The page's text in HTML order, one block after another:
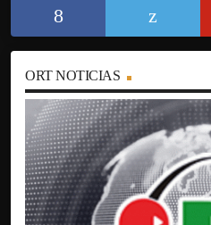
ORT NOTICIAS